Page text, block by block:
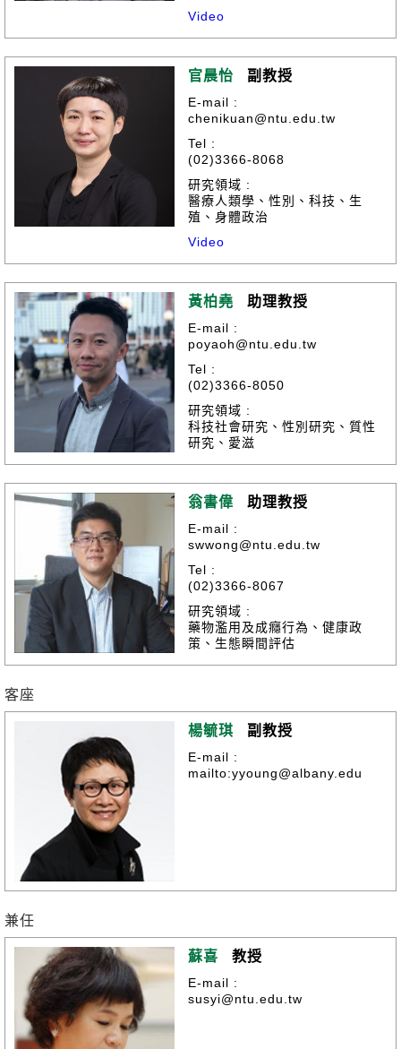
Video
官晨怡 副教授
E-mail :
chenikuan@ntu.edu.tw
Tel :
(02)3366-8068
研究領域 :
醫療人類學、性別、科技、生
殖、身體政治
Video
黃柏堯 助理教授
E-mail :
poyaoh@ntu.edu.tw
Tel :
(02)3366-8050
研究領域 :
科技社會研究、性別研究、質性
研究、愛滋
翁書偉 助理教授
E-mail :
swwong@ntu.edu.tw
Tel :
(02)3366-8067
研究領域 :
藥物濫用及成癮行為、健康政
策、生態瞬間評估
客座
楊毓琪 副教授
E-mail :
mailto:yyoung@albany.edu
兼任
蘇喜 教授
E-mail :
susyi@ntu.edu.tw